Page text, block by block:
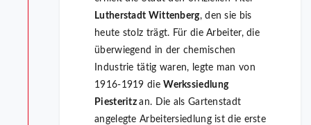
Lutherstadt Wittenberg, den sie bis
heute stolz trägt. Für die Arbeiter, die
überwiegend in der chemischen
Industrie tätig waren, legte man von
1916-1919 dieWerkssiedlung
Piesteritzan. Die als Gartenstadt
angelegte Arbeitersiedlung ist die erste